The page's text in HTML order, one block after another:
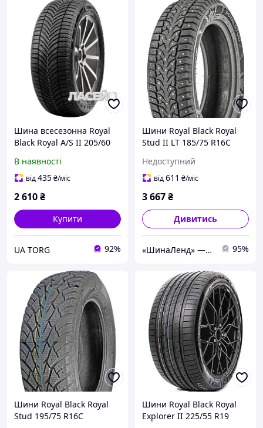
Шина всесезонна Royal
Black Royal A/S II 205/60
В наявності
від435₴/міс
2 610₴
Купити
UA TORG 92%
Шини Royal Black Royal
Stud II LT 185/75 R16C
(літо)
Недоступний
від611 ₴/міс
3 667₴
Дивитись
«ШинаЛенд» — інтернет-магазин автотоварів. 95%
Шини Royal Black Royal
Stud 195/75 R16C
Шини Royal Black Royal
Explorer II 225/55 R19